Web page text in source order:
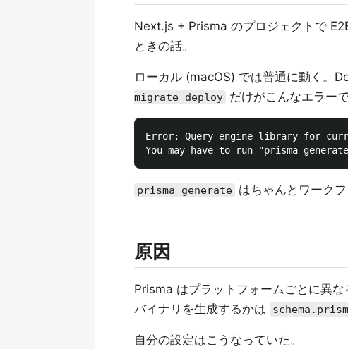
Next.js + Prisma のプロジェクトで
ときの話。
ローカル (macOS) では普通に動く。
migrate deploy だけがこんなエラーで
Error: Query engine library for
prisma generate はちゃんとワーク
原因
Prisma はプラットフォームごとに異
バイナリを生成するかは
自分の設定はこうなっていた。